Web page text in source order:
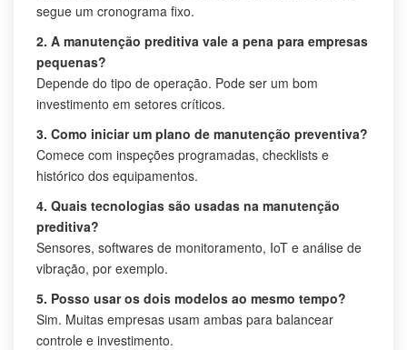
segue um cronograma fixo.
2. A manutenção preditiva vale a pena para empresas
pequenas?
Depende do tipo de operação. Pode ser um bom
investimento em setores críticos.
3. Como iniciar um plano de manutenção preventiva?
Comece com inspeções programadas, checklists e
histórico dos equipamentos.
4. Quais tecnologias são usadas na manutenção
preditiva?
Sensores, softwares de monitoramento, IoT e análise de
vibração, por exemplo.
5. Posso usar os dois modelos ao mesmo tempo?
Sim. Muitas empresas usam ambas para balancear
controle e investimento.